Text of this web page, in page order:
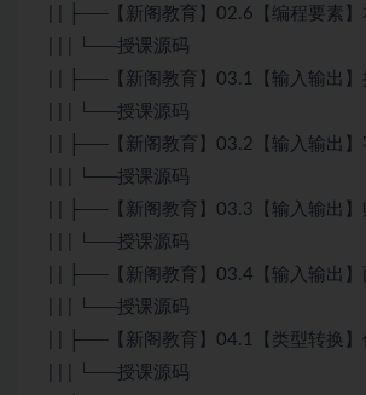
| | ├──【新阁教育】02.6【编程要素
| | | └──授课源码
| | ├──【新阁教育】03.1【输入输出
| | | └──授课源码
| | ├──【新阁教育】03.2【输入输出
| | | └──授课源码
| | ├──【新阁教育】03.3【输入输出
| | | └──授课源码
| | ├──【新阁教育】03.4【输入输出
| | | └──授课源码
| | ├──【新阁教育】04.1【类型转换
| | | └──授课源码